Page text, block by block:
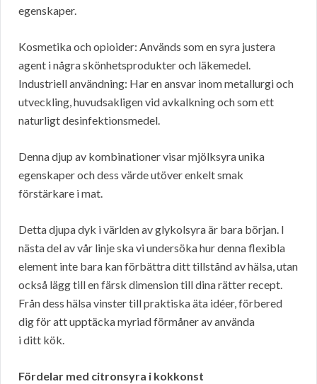
egenskaper.
Kosmetika och opioider: Används som en syra justera
agent i några skönhetsprodukter och läkemedel.
Industriell användning: Har en ansvar inom metallurgi och
utveckling, huvudsakligen vid avkalkning och som ett
naturligt desinfektionsmedel.
Denna djup av kombinationer visar mjölksyra unika
egenskaper och dess värde utöver enkelt smak
förstärkare i mat.
Detta djupa dyk i världen av glykolsyra är bara början. I
nästa del av vår linje ska vi undersöka hur denna flexibla
element inte bara kan förbättra ditt tillstånd av hälsa, utan
också lägg till en färsk dimension till dina rätter recept.
Från dess hälsa vinster till praktiska äta idéer, förbered
dig för att upptäcka myriad förmåner av använda
i ditt kök.
Fördelar med citronsyra i kokkonst